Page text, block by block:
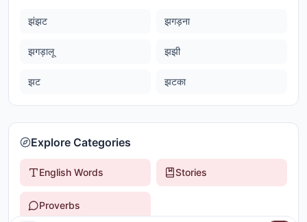
झंझट झगड़ना
झगड़ालू झझी
झट झटका
Explore Categories
English Words Stories
Proverbs